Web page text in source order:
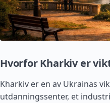
Hvorfor Kharkiv er
Kharkiv er en av Ukrainas
utdanningssenter, et